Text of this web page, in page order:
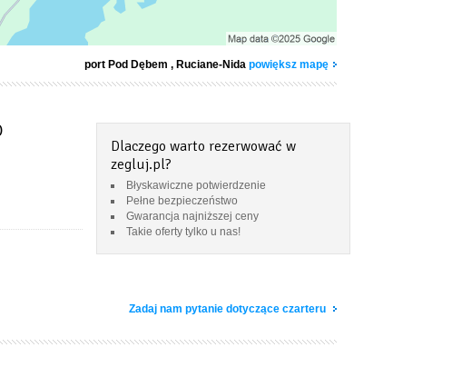
port Pod Dębem , Ruciane-Nida powiększ mapę
Dlaczego warto rezerwować w
zegluj.pl?
Błyskawiczne potwierdzenie
Pełne bezpieczeństwo
Gwarancja najniższej ceny
Takie oferty tylko u nas!
Zadaj nam pytanie dotyczące czarteru